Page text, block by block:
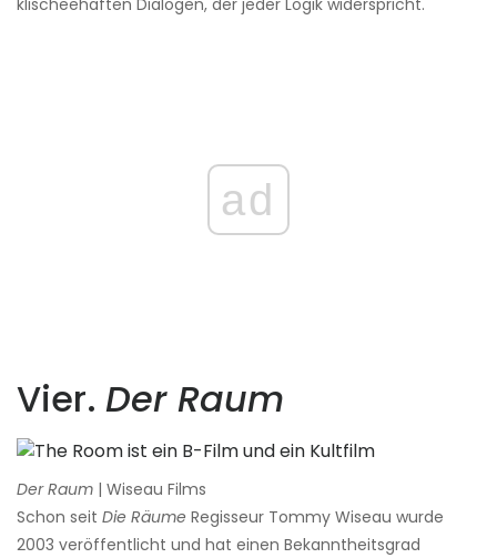
klischeehaften Dialogen, der jeder Logik widerspricht.
ad
Vier. Der Raum
Der Raum | Wiseau Films
Schon seit Die Räume Regisseur Tommy Wiseau wurde
2003 veröffentlicht und hat einen Bekanntheitsgrad